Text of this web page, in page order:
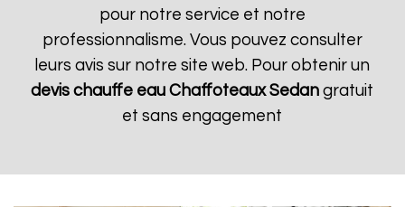
pour notre service et notre
professionnalisme. Vous pouvez consulter
leurs avis sur notre site web. Pour obtenir un
devis chauffe eau Chaffoteaux Sedan gratuit
et sans engagement